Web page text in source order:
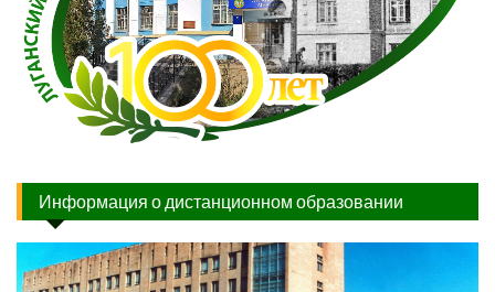
Информация о дистанционном образовании